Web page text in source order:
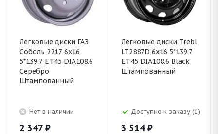
Легковые диски ГАЗ
Соболь 2217 6x16
5*139.7 ET45 DIA108.6
Серебро
Штампованный
Нет в наличии
2 347 ₽
Легковые диски Trebl
LT2887D 6x16 5*139.7
ET45 DIA108.6 Black
Штампованный
Доступно к заказу (1)
3 514 ₽